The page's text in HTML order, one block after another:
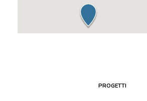
PROGETTI